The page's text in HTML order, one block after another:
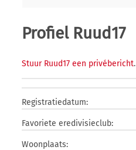
Profiel Ruud17
Stuur Ruud17 een privébericht.
Registratiedatum:
Favoriete eredivisieclub:
Woonplaats: